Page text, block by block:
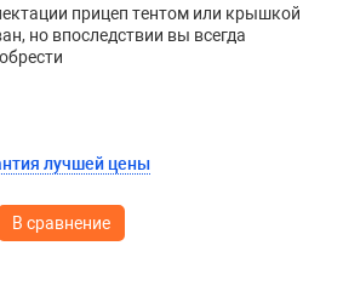
прицеп тентом или крышкой
но впоследствии вы всегда
лучшей цены
В сравнение